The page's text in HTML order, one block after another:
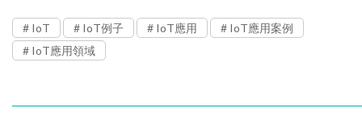
IoT IoT例子 IoT應用
IoT應用案例
IoT應用領域